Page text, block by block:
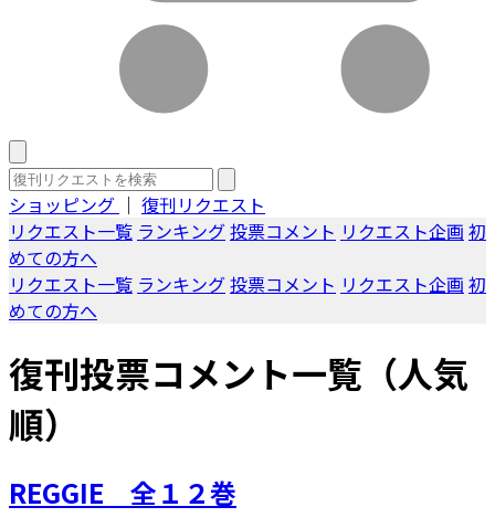
ショッピング ｜ 復刊リクエスト
リクエスト一覧 ランキング投票コメント リクエスト企画 初
めての方へ
リクエスト一覧 ランキング投票コメント リクエスト企画 初
めての方へ
復刊投票コメント一覧（人気
順）
REGGIE 全１２巻